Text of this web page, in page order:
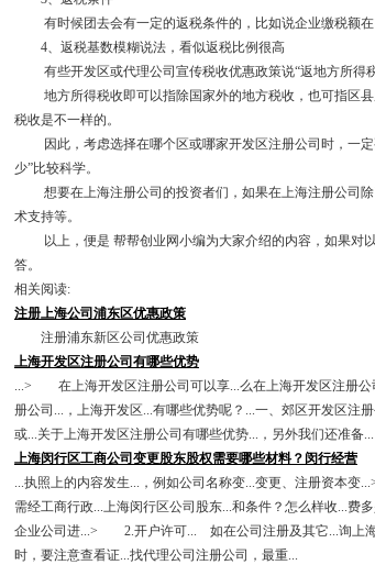
有时候团去会有一定的返税条件的，比如说企业缴税额在
4、返税基数模糊说法，看似返税比例很高
有些开发区或代理公司宣传税收优惠政策说“返地方所得税
地方所得税收即可以指除国家外的地方税收，也可指区县
税收是不一样的。
因此，考虑选择在哪个区或哪家开发区注册公司时，一定
少”比较科学。
想要在上海注册公司的投资者们，如果在上海注册公司除
术支持等。
以上，便是 帮帮创业网小编为大家介绍的内容，如果对
答。
相关阅读:
注册上海公司浦东区优惠政策
注册浦东新区公司优惠政策
上海开发区注册公司有哪些优势
...> 在上海开发区注册公司可以享...么在上海开发区注册
册公司...，上海开发区...有哪些优势呢？...一、郊区开发区
或...关于上海开发区注册公司有哪些优势...，另外我们还准备...
上海闵行区工商公司变更股东股权需要哪些材料？闵行经营
...执照上的内容发生...，例如公司名称变...变更、注册资本
需经工商行政...上海闵行区公司股东...和条件？怎么样收...费
企业公司进...> 2.开户许可... 如在公司注册及其它...询上海
时，要注意查看证...找代理公司注册公司，最重...